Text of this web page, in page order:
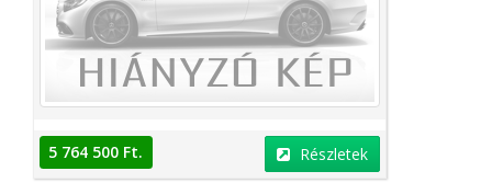
5 764 500 Ft. Részletek